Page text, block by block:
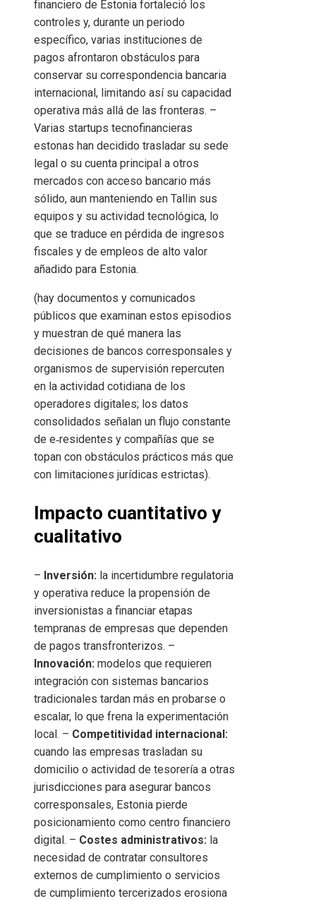
financiero de Estonia fortaleció los
controles y, durante un periodo
específico, varias instituciones de
pagos afrontaron obstáculos para
conservar su correspondencia bancaria
internacional, limitando así su capacidad
operativa más allá de las fronteras. –
Varias startups tecnofinancieras
estonas han decidido trasladar su sede
legal o su cuenta principal a otros
mercados con acceso bancario más
sólido, aun manteniendo en Tallin sus
equipos y su actividad tecnológica, lo
que se traduce en pérdida de ingresos
fiscales y de empleos de alto valor
añadido para Estonia.
(hay documentos y comunicados
públicos que examinan estos episodios
y muestran de qué manera las
decisiones de bancos corresponsales y
organismos de supervisión repercuten
en la actividad cotidiana de los
operadores digitales; los datos
consolidados señalan un flujo constante
de e‑residentes y compañías que se
topan con obstáculos prácticos más que
con limitaciones jurídicas estrictas).
Impacto cuantitativo y
cualitativo
– Inversión: la incertidumbre regulatoria
y operativa reduce la propensión de
inversionistas a financiar etapas
tempranas de empresas que dependen
de pagos transfronterizos. –
Innovación: modelos que requieren
integración con sistemas bancarios
tradicionales tardan más en probarse o
escalar, lo que frena la experimentación
local. – Competitividad internacional:
cuando las empresas trasladan su
domicilio o actividad de tesorería a otras
jurisdicciones para asegurar bancos
corresponsales, Estonia pierde
posicionamiento como centro financiero
digital. – Costes administrativos: la
necesidad de contratar consultores
externos de cumplimiento o servicios
de cumplimiento tercerizados erosiona